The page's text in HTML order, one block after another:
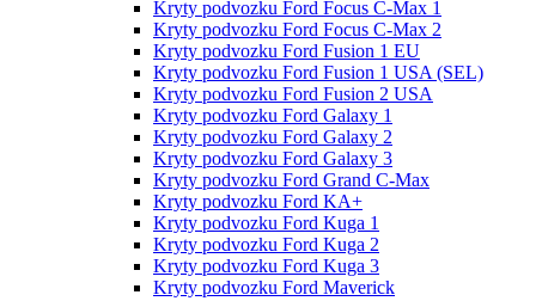
Kryty podvozku Ford Focus C-Max 1
Kryty podvozku Ford Focus C-Max 2
Kryty podvozku Ford Fusion 1 EU
Kryty podvozku Ford Fusion 1 USA (SEL)
Kryty podvozku Ford Fusion 2 USA
Kryty podvozku Ford Galaxy 1
Kryty podvozku Ford Galaxy 2
Kryty podvozku Ford Galaxy 3
Kryty podvozku Ford Grand C-Max
Kryty podvozku Ford KA+
Kryty podvozku Ford Kuga 1
Kryty podvozku Ford Kuga 2
Kryty podvozku Ford Kuga 3
Kryty podvozku Ford Maverick